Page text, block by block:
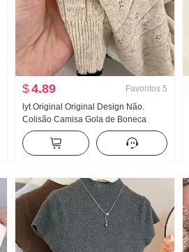
$4.89 Favoritos 5
lyt Original Original Design Não.
Colisão Camisa Gola de Boneca
Malha Top Feminino Verão Novo
Efeito emagrecedor Versátil